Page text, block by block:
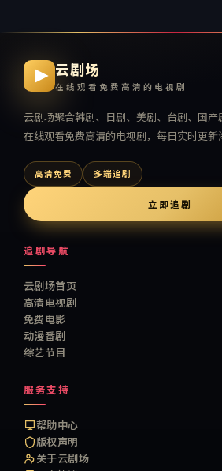
云剧场
在线观看免费高清的电视剧
云剧场聚合韩剧、日剧、美剧、台剧、国产
在线观看免费高清的电视剧，每日实时更新
高清免费 多端追剧
立即追剧
追剧导航
云剧场首页
高清电视剧
免费电影
动漫番剧
综艺节目
服务支持
帮助中心
版权声明
关于云剧场